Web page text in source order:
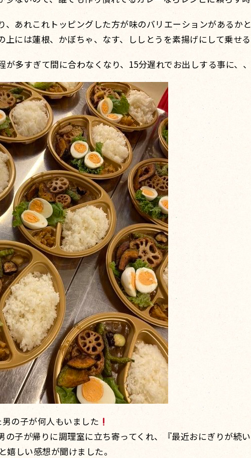
、あれこれトッピングした方が味のバリエーションがあるか
上には蓮根、かぼちゃ、なす、ししとうを素揚げにして乗せる
が多すぎて間に合わなくなり、15分遅れでお出しする事に、
の子が何人もいました
の子が帰りに調理室に立ち寄ってくれ、『最近おにぎりが続
嬉しい感想が聞けました。